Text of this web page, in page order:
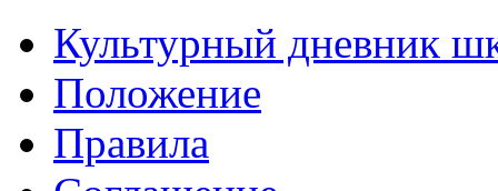
Культурный дневник
Положение
Правила